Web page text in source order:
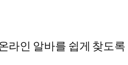
라인 알바를 쉽게 찾도